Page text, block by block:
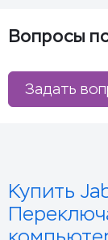
Вопросы
Задать
Купить